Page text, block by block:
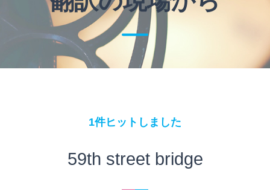
1件ヒットしました
59th street bridge